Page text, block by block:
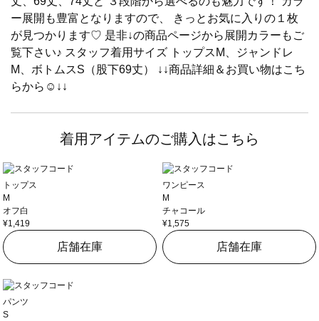
ー展開も豊富となりますので、 きっとお気に入りの１枚
が見つかります♡ 是非↓の商品ページから展開カラーもご
覧下さい♪ スタッフ着用サイズ トップスM、ジャンドレ
M、ボトムスS（股下69丈） ↓↓商品詳細＆お買い物はこち
らから☺︎︎↓↓
着用アイテムのご購入はこちら
トップス
M
オフ白
¥1,419
店舗在庫
ワンピース
M
チャコール
¥1,575
店舗在庫
パンツ
S